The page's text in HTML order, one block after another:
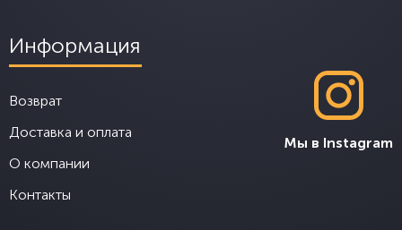
Информация
Возврат
Доставка и оплата
О компании
Контакты
Мы в Instagram